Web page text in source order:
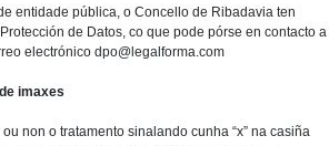
entidade pública, o Concello de Ribadavia ten
de Datos, co que pode pórse en contacto a
electrónico dpo@legalforma.com
imaxes
non o tratamento sinalando cunha “x” na casiña